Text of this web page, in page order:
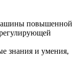
повышенной
знания и умения,